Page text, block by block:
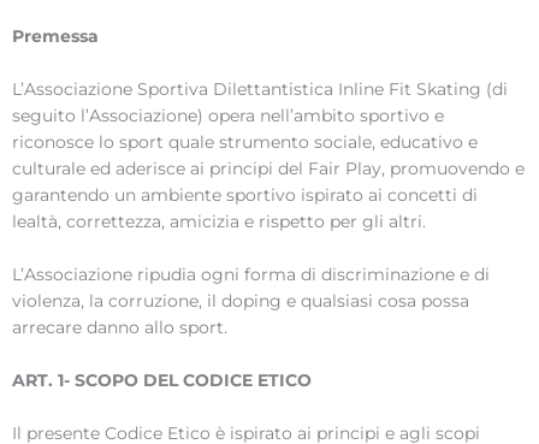
Premessa
L’Associazione Sportiva Dilettantistica Inline Fit Skating (di
seguito l’Associazione) opera nell’ambito sportivo e
riconosce lo sport quale strumento sociale, educativo e
culturale ed aderisce ai principi del Fair Play, promuovendo e
garantendo un ambiente sportivo ispirato ai concetti di
lealtà, correttezza, amicizia e rispetto per gli altri.
L’Associazione ripudia ogni forma di discriminazione e di
violenza, la corruzione, il doping e qualsiasi cosa possa
arrecare danno allo sport.
ART. 1- SCOPO DEL CODICE ETICO
Il presente Codice Etico è ispirato ai principi e agli scopi